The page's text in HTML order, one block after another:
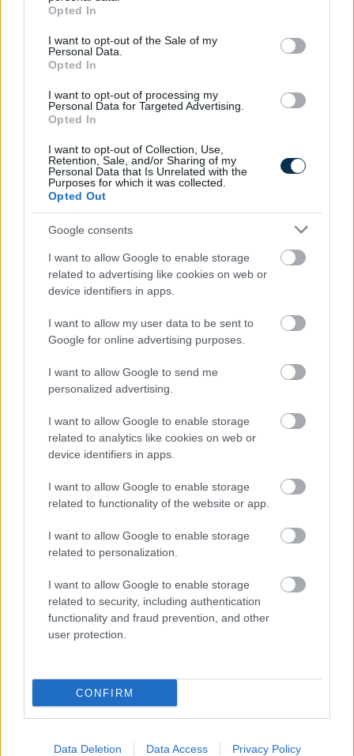
use your data for below specified purposes in below Google
consent section.
Opted In
I want to opt-out of the Sale of my
Personal Data.
Opted In
I want to opt-out of processing my
Personal Data for Targeted Advertising.
Opted In
I want to opt-out of Collection, Use,
Retention, Sale, and/or Sharing of my
Personal Data that Is Unrelated with the
Purposes for which it was collected.
Opted Out
Google consents
I want to allow Google to enable storage
related to advertising like cookies on web or
device identifiers in apps.
I want to allow my user data to be sent to
Google for online advertising purposes.
I want to allow Google to send me
personalized advertising.
I want to allow Google to enable storage
related to analytics like cookies on web or
device identifiers in apps.
I want to allow Google to enable storage
related to functionality of the website or app.
I want to allow Google to enable storage
related to personalization.
I want to allow Google to enable storage
related to security, including authentication
functionality and fraud prevention, and other
user protection.
CONFIRM
Data Deletion Data Access Privacy Policy
És ezeket kiszámoltad már?
Milyen szinten beszélsz chatül?
KISZÁMOLOM!